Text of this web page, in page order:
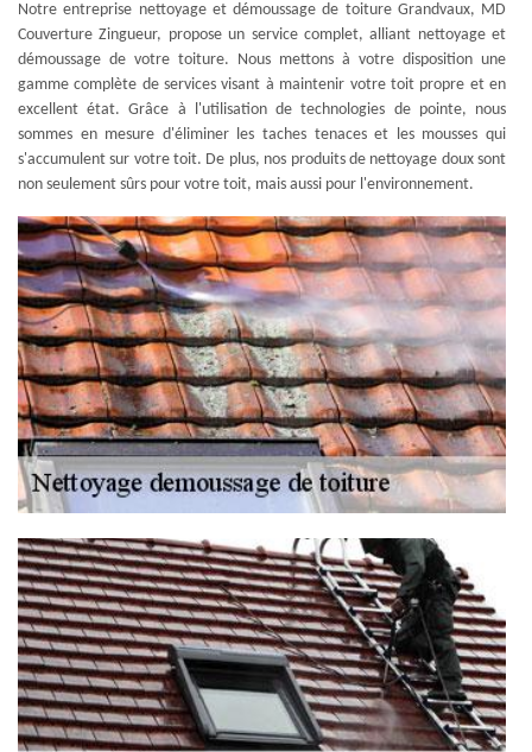
Notre entreprise nettoyage et démoussage de toiture Grandvaux, MD
Couverture Zingueur, propose un service complet, alliant nettoyage et
démoussage de votre toiture. Nous mettons à votre disposition une
gamme complète de services visant à maintenir votre toit propre et en
excellent état. Grâce à l'utilisation de technologies de pointe, nous
sommes en mesure d'éliminer les taches tenaces et les mousses qui
s'accumulent sur votre toit. De plus, nos produits de nettoyage doux sont
non seulement sûrs pour votre toit, mais aussi pour l'environnement.